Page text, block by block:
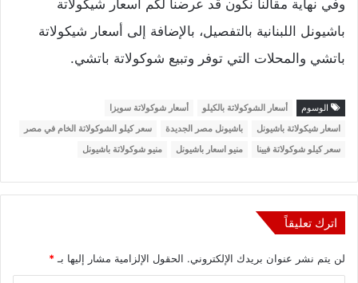
وفي نهاية مقالنا نكون قد عرضنا لكم أسعار شيكولاتة
باشيونل اللبنانية بالتفصيل، بالإضافة إلى أسعار شيكولاتة
باتشي والمحلات التي توفر وتبيع شوكولاتة باتشي.
الوسوم أسعار الشوكولاتة بالكيلو
أسعار شوكولاتة سويزا
اسعار شيكولاتة باشيونل
باشيونل مصر الجديدة
سعر كيلو الشوكولاتة الخام في مصر
سعر كيلو شوكولاتة فيينا
منيو اسعار باشيونل منيو شوكولاتة باشيونل
اترك تعليقاً
لن يتم نشر عنوان بريدك الإلكتروني. الحقول الإلزامية مشار إليها بـ*